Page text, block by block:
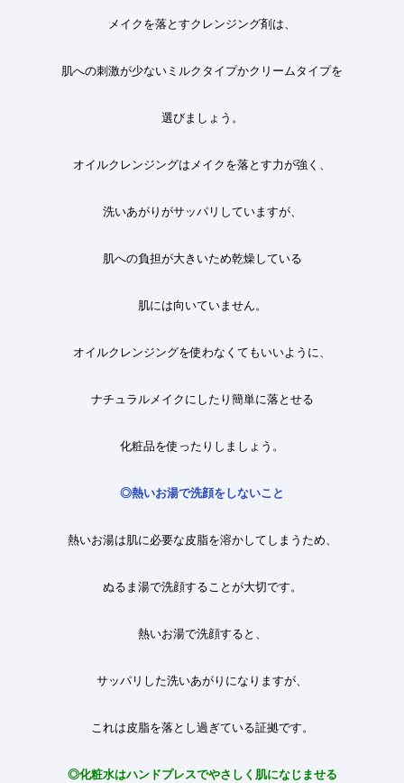
メイクを落とすクレンジング剤は、
肌への刺激が少ないミルクタイプかクリームタイプを
選びましょう。
オイルクレンジングはメイクを落とす力が強く、
洗いあがりがサッパリしていますが、
肌への負担が大きいため乾燥している
肌には向いていません。
オイルクレンジングを使わなくてもいいように、
ナチュラルメイクにしたり簡単に落とせる
化粧品を使ったりしましょう。
◎熱いお湯で洗顔をしないこと
熱いお湯は肌に必要な皮脂を溶かしてしまうため、
ぬるま湯で洗顔することが大切です。
熱いお湯で洗顔すると、
サッパリした洗いあがりになりますが、
これは皮脂を落とし過ぎている証拠です。
◎化粧水はハンドプレスでやさしく肌になじませる